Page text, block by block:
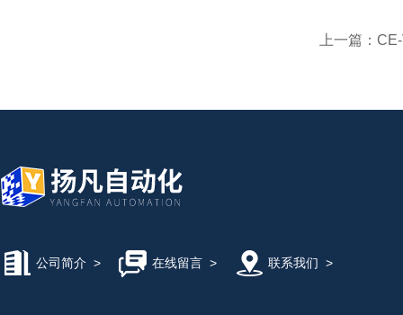
上一篇：
公司简介 > 在线留言> 联系我们 >